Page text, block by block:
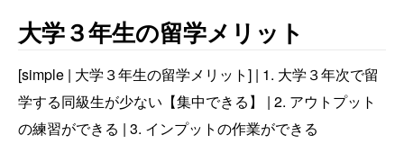
大学３年生の留学メリット
[simple | 大学３年生の留学メリット] | 1. 大学３年次で留
学する同級生が少ない【集中できる】 | 2. アウトプット
の練習ができる | 3. インプットの作業ができる